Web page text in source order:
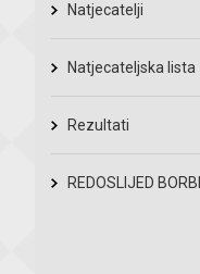
Natjecatelji
Natjecateljska lista
Rezultati
REDOSLIJED BORBI